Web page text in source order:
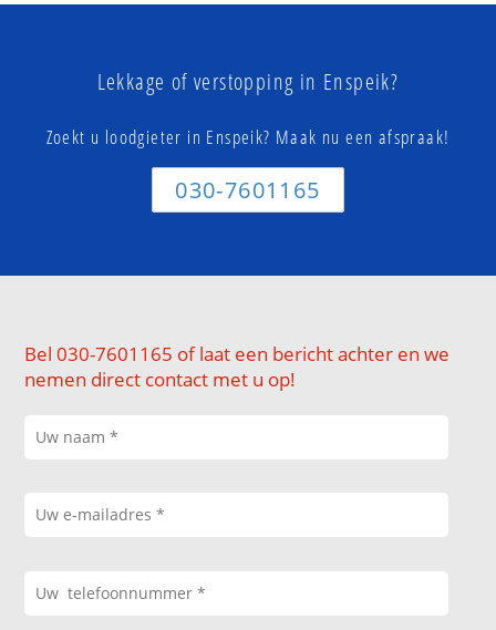
Lekkage of verstopping in Enspeik?
Zoekt u loodgieter in Enspeik? Maak nu een afspraak!
030-7601165
Bel 030-7601165 of laat een bericht achter en we
nemen direct contact met u op!